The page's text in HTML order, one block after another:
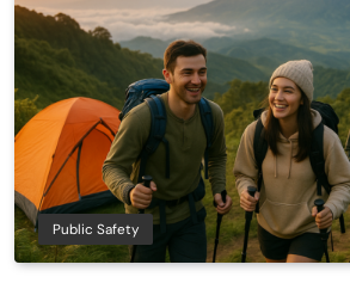
Public Safety